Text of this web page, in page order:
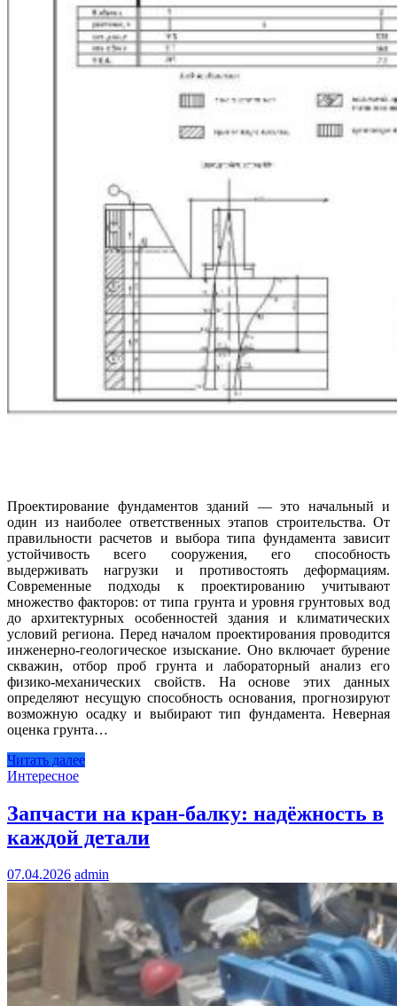
Проектирование фундаментов зданий — это начальный и
один из наиболее ответственных этапов строительства. От
правильности расчетов и выбора типа фундамента зависит
устойчивость всего сооружения, его способность
выдерживать нагрузки и противостоять деформациям.
Современные подходы к проектированию учитывают
множество факторов: от типа грунта и уровня грунтовых вод
до архитектурных особенностей здания и климатических
условий региона. Перед началом проектирования проводится
инженерно-геологическое изыскание. Оно включает бурение
скважин, отбор проб грунта и лабораторный анализ его
физико-механических свойств. На основе этих данных
определяют несущую способность основания, прогнозируют
возможную осадку и выбирают тип фундамента. Неверная
оценка грунта…
Читать далее
Интересное
Запчасти на кран-балку: надёжность в
каждой детали
07.04.2026 admin